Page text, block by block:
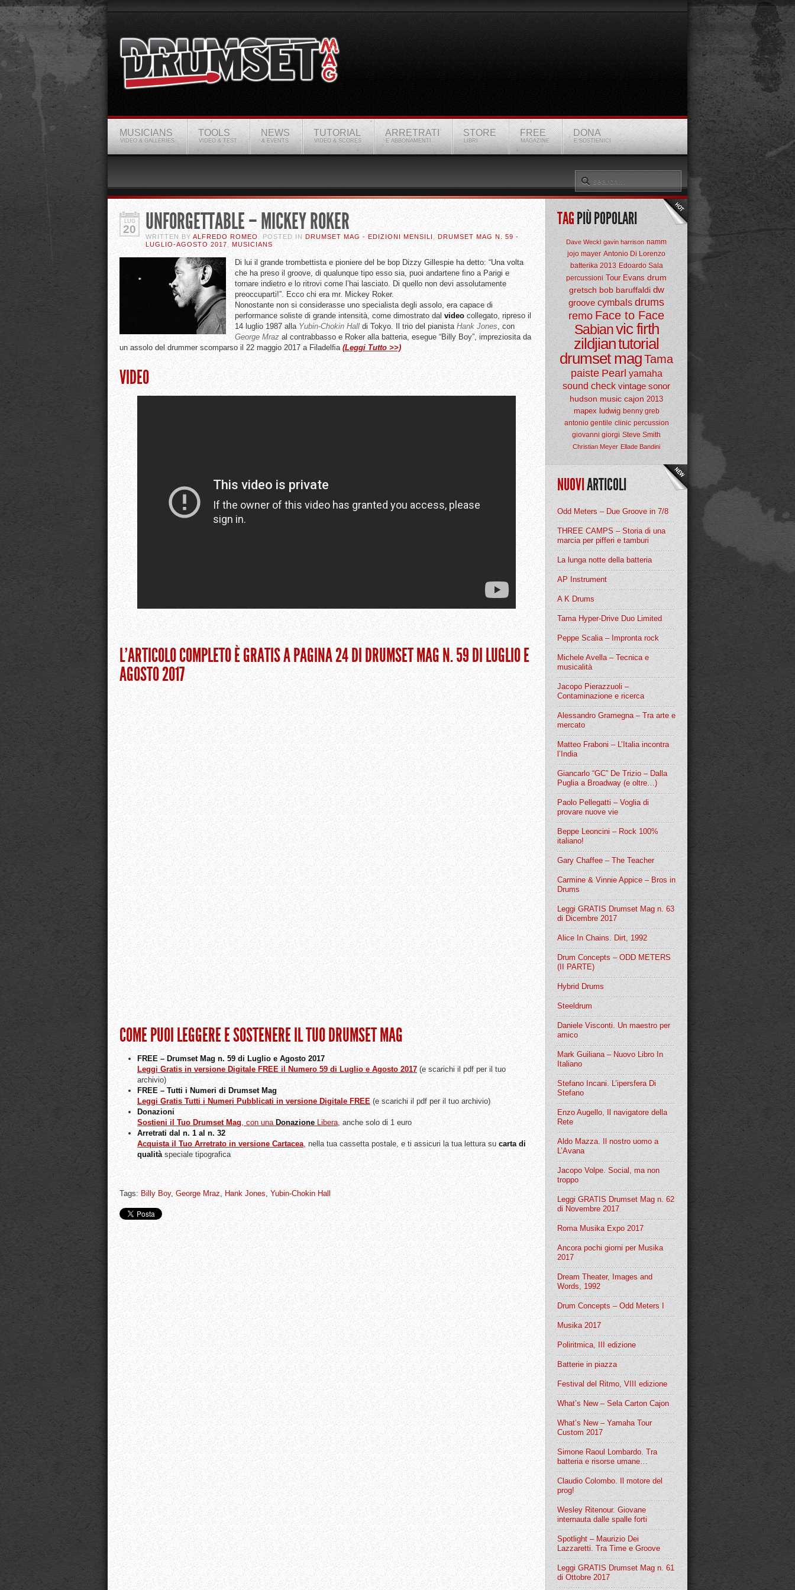
MUSICIANS
VIDEO & GALLERIES
TOOLS
VIDEO & TEST
NEWS
& EVENTS
TUTORIAL
VIDEO & SCORES
ARRETRATI
E ABBONAMENTI
STORE
LIBRI
FREE
MAGAZINE
DONA
E SOSTIENICI
LUG
20 UNFORGETTABLE – MICKEY ROKER
WRITTEN BY ALFREDO ROMEO. POSTED IN DRUMSET MAG - EDIZIONI MENSILI ,DRUMSET MAG N. 59 -
LUGLIO-AGOSTO 2017 ,MUSICIANS
Di lui il grande trombettista e pioniere del be bop Dizzy Gillespie ha detto: “Una volta
che ha preso il groove, di qualunque tipo esso sia, puoi andartene ﬁno a Parigi e
tornare indietro e lo ritrovi come l’hai lasciato. Di quello non devi assolutamente
preoccuparti!”. Ecco chi era mr. Mickey Roker.
Nonostante non si considerasse uno specialista degli assolo, era capace di
performance soliste di grande intensità, come dimostrato dalvideo collegato, ripreso il
14 luglio 1987 alla Yubin-Chokin Hall di Tokyo. Il trio del pianista Hank Jones, con
George Mraz al contrabbasso e Roker alla batteria, esegue “Billy Boy”, impreziosita da
un assolo del drummer scomparso il 22 maggio 2017 a Filadelﬁa(Leggi Tutto >>)
VIDEO
L’ARTICOLO COMPLETO È GRATIS A PAGINA 24 DI DRUMSET MAG N. 59 DI LUGLIO E
AGOSTO 2017
COME PUOI LEGGERE E SOSTENERE IL TUO DRUMSET MAG
FREE – Drumset Mag n. 59 di Luglio e Agosto 2017
Leggi Gratis in versione Digitale FREE il Numero 59 di Luglio e Agosto 2017 (e scarichi il pdf per il tuo
archivio)
FREE – Tutti i Numeri di Drumset Mag
Leggi Gratis Tutti i Numeri Pubblicati in versione Digitale FREE (e scarichi il pdf per il tuo archivio)
Donazioni
Sostieni il Tuo Drumset Mag, con una DonazioneLibera, anche solo di 1 euro
Arretrati dal n. 1 al n. 32
Acquista il Tuo Arretrato in versione Cartacea, nella tua cassetta postale, e ti assicuri la tua lettura sucarta di
qualitàspeciale tipografica
Tags: Billy Boy, George Mraz,Hank Jones, Yubin-Chokin Hall
TAGPIÙ POPOLARI
Dave Weckl gavin harrison namm
jojo mayer Antonio Di Lorenzo
batterika 2013 Edoardo Sala
percussioni Tour Evans drum
gretsch bob baruffaldi dw
groove cymbals drums
remo Face to Face
Sabianvic firth
zildjiantutorial
drumset magTama
paiste Pearl yamaha
sound check vintage sonor
hudson music cajon 2013
mapex ludwig benny greb
antonio gentile clinic percussion
giovanni giorgi Steve Smith
Christian Meyer Ellade Bandini
NUOVIARTICOLI
Odd Meters – Due Groove in 7/8
THREE CAMPS – Storia di una
marcia per pifferi e tamburi
La lunga notte della batteria
AP Instrument
A K Drums
Tama Hyper-Drive Duo Limited
Peppe Scalia – Impronta rock
Michele Avella – Tecnica e
musicalità
Jacopo Pierazzuoli –
Contaminazione e ricerca
Alessandro Gramegna – Tra arte e
mercato
Matteo Fraboni – L’Italia incontra
l’India
Giancarlo “GC” De Trizio – Dalla
Puglia a Broadway (e oltre…)
Paolo Pellegatti – Voglia di
provare nuove vie
Beppe Leoncini – Rock 100%
italiano!
Gary Chaffee – The Teacher
Carmine & Vinnie Appice – Bros in
Drums
Leggi GRATIS Drumset Mag n. 63
di Dicembre 2017
Alice In Chains. Dirt, 1992
Drum Concepts – ODD METERS
(II PARTE)
Hybrid Drums
Steeldrum
Daniele Visconti. Un maestro per
amico
Mark Guiliana – Nuovo Libro In
Italiano
Stefano Incani. L’ipersfera Di
Stefano
Enzo Augello, Il navigatore della
Rete
Aldo Mazza. Il nostro uomo a
L’Avana
Jacopo Volpe. Social, ma non
troppo
Leggi GRATIS Drumset Mag n. 62
di Novembre 2017
Roma Musika Expo 2017
Ancora pochi giorni per Musika
2017
Dream Theater, Images and
Words, 1992
Drum Concepts – Odd Meters I
Musika 2017
Poliritmica, III edizione
Batterie in piazza
Festival del Ritmo, VIII edizione
What’s New – Sela Carton Cajon
What’s New – Yamaha Tour
Custom 2017
Simone Raoul Lombardo. Tra
batteria e risorse umane…
Claudio Colombo. Il motore del
prog!
Wesley Ritenour. Giovane
internauta dalle spalle forti
Spotlight – Maurizio Dei
Lazzaretti. Tra Time e Groove
Leggi GRATIS Drumset Mag n. 61
di Ottobre 2017